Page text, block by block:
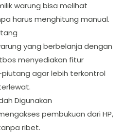
warung bisa melihat
harus menghitung manual.
yang berbelanja dengan
menyediakan fitur
agar lebih terkontrol
Digunakan
pembukuan dari HP,
ribet.